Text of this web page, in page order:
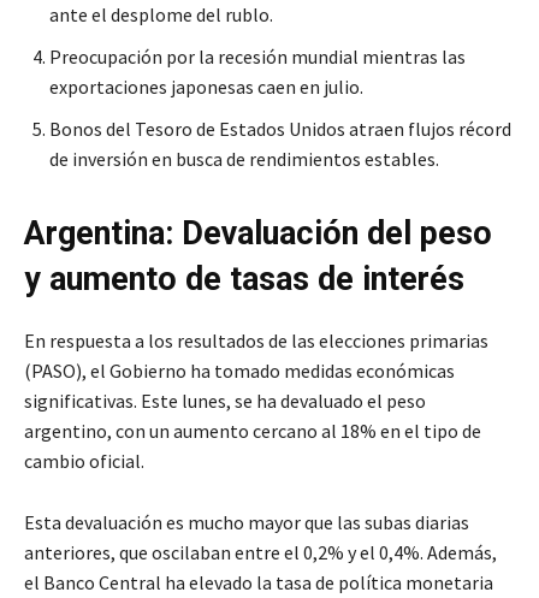
ante el desplome del rublo.
Preocupación por la recesión mundial mientras las
exportaciones japonesas caen en julio.
Bonos del Tesoro de Estados Unidos atraen flujos récord
de inversión en busca de rendimientos estables.
Argentina: Devaluación del peso
y aumento de tasas de interés
En respuesta a los resultados de las elecciones primarias
(PASO), el Gobierno ha tomado medidas económicas
significativas. Este lunes, se ha devaluado el peso
argentino, con un aumento cercano al 18% en el tipo de
cambio oficial.
Esta devaluación es mucho mayor que las subas diarias
anteriores, que oscilaban entre el 0,2% y el 0,4%. Además,
el Banco Central ha elevado la tasa de política monetaria